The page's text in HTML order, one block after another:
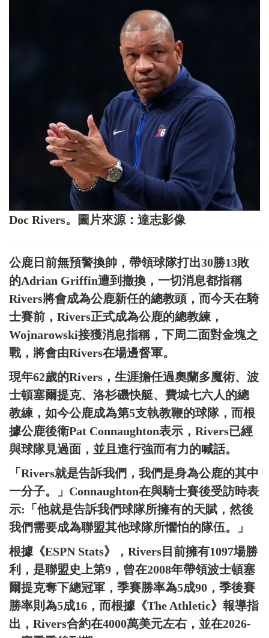
Doc Rivers。圖片來源：達志影像
公鹿日前無預警換帥，帶領球隊打出30勝13敗
的Adrian Griffin遭到撤換，一切消息都指稱
Rivers將會成為公鹿新任的總教頭，而今天在騎
士賽前，Rivers正式成為公鹿的總教練，
Wojnarowski接獲消息指稱，下周二面對金塊之
戰，將會由Rivers在場邊督軍。
現年62歲的Rivers，生涯擔任過奧蘭多魔術、波
士頓塞爾提克、洛杉磯快艇、費城七六人的總
教練，如今公鹿成為第5支執教鞭的球隊，而根
據公鹿後衛Pat Connaughton表示，Rivers已經
與球隊見過面，並且進行強而有力的喊話。
「Rivers就是告訴我們，我們是身為公鹿的其中
一分子。」Connaughton在與騎士賽後受訪時表
示:「他就是告訴我們球隊所擁有的天賦，然後
我們需要成為聯盟其他球隊所懼怕的隊伍。」
根據《ESPN Stats》，Rivers目前擁有1097場勝
利，是聯盟史上第9，曾在2008年帶領波士頓塞
爾提克奪下總冠軍，季賽勝率為5成90，季後賽
勝率則為5成16，而根據《The Athletic》報導指
出，Rivers合約在4000萬美元左右，並在2026-